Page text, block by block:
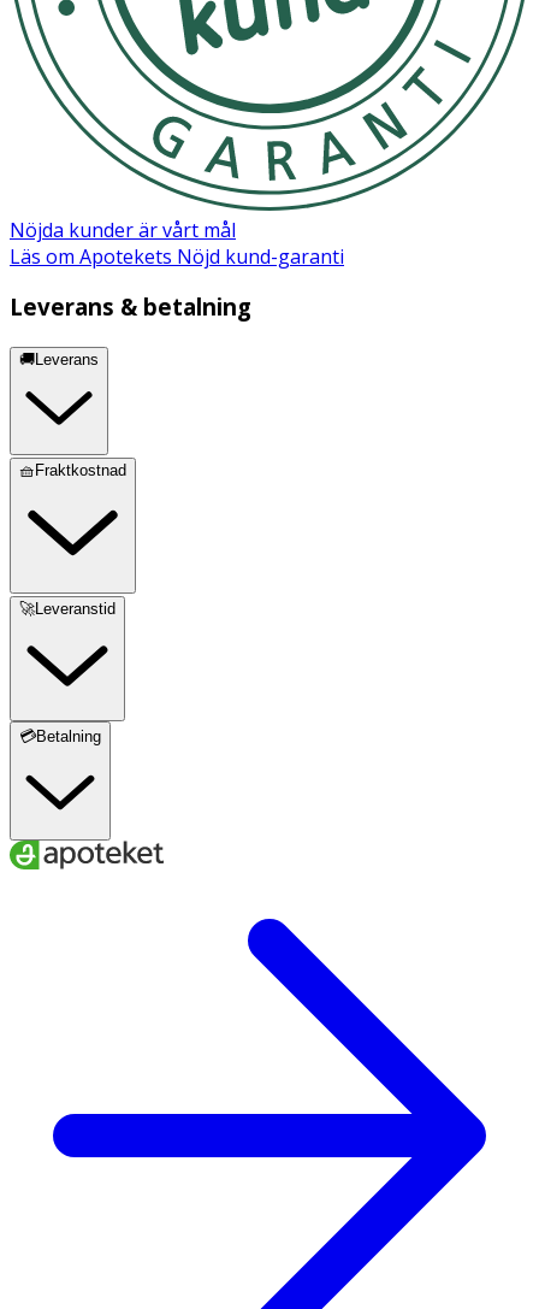
Nöjda kunder är vårt mål
Läs om Apotekets Nöjd kund-garanti
Leverans & betalning
🚚Leverans
🧺Fraktkostnad
🚀Leveranstid
💳Betalning